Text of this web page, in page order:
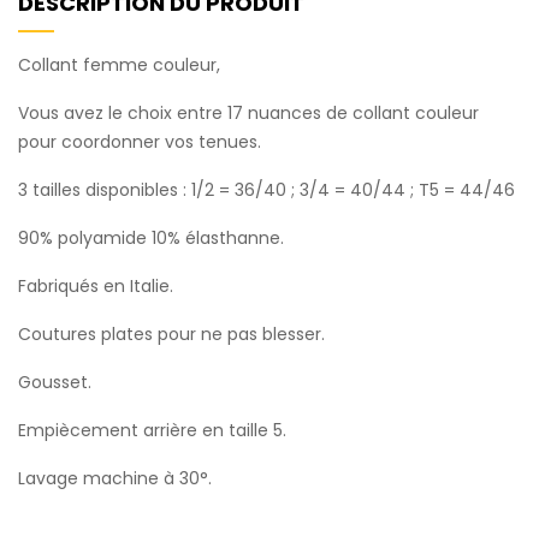
Collant femme couleur,
Vous avez le choix entre 17 nuances de collant couleur
pour coordonner vos tenues.
3 tailles disponibles : 1/2 = 36/40 ; 3/4 = 40/44 ; T5 = 44/46
90% polyamide 10% élasthanne.
Fabriqués en Italie.
Coutures plates pour ne pas blesser.
Gousset.
Empiècement arrière en taille 5.
Lavage machine à 30°.